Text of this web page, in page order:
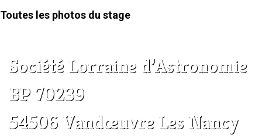
Toutes les photos du stage
Société Lorraine d’Astronomie
BP 70239
54506 Vandœuvre Les Nancy